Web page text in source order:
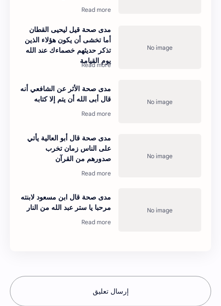
مدى صحة قيل ليحيى القطان
أما تخشى أن يكون هؤلاء الذين
تذكر حديثهم خصماءك عند الله
يوم القيامة
مدى صحة الأثر عن الشافعي أنه
قال أبى الله أن يتم إلا كتابه
مدى صحة قال أبو العالية يأتي
على الناس زمان تخرب
صدورهم من القرآن
مدى صحة قال ابن مسعود لابنته
مرحبا يا ستر عبد الله من النار
إرسال تعليق